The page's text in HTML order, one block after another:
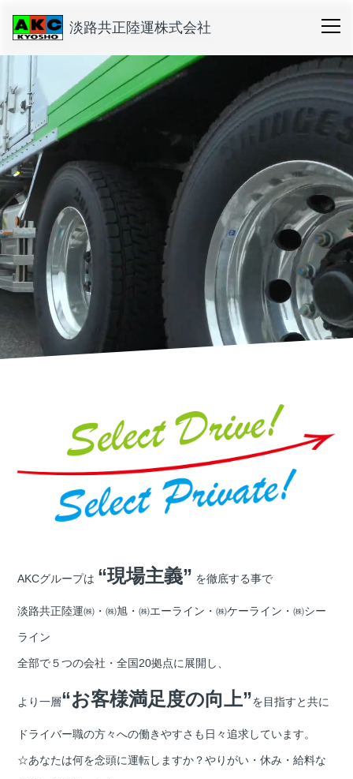
淡路共正陸運株式会社
AKCグループは “現場主義” を徹底する事で
淡路共正陸運㈱・㈱旭・㈱エーライン・㈱ケーライン・㈱シー
ライン
全部で５つの会社・全国20拠点に展開し、
より一層“お客様満足度の向上”を目指すと共に
ドライバー職の方々への働きやすさも日々追求しています。
☆あなたは何を念頭に運転しますか？やりがい・休み・給料な